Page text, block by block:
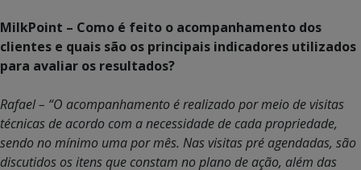
MilkPoint – Como é feito o acompanhamento dos
clientes e quais são os principais indicadores utilizados
para avaliar os resultados?
Rafael – “O acompanhamento é realizado por meio de visitas
técnicas de acordo com a necessidade de cada propriedade,
sendo no mínimo uma por mês. Nas visitas pré agendadas, são
discutidos os itens que constam no plano de ação, além das